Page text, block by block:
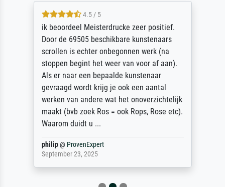
4.5 / 5
ik beoordeel Meisterdrucke zeer positief.
Door de 69505 beschikbare kunstenaars
scrollen is echter onbegonnen werk (na
stoppen begint het weer van voor af aan).
Als er naar een bepaalde kunstenaar
gevraagd wordt krijg je ook een aantal
werken van andere wat het onoverzichtelijk
maakt (bvb zoek Ros = ook Rops, Rose etc).
Waarom duidt u ...
philip@ ProvenExpert
September 23, 2025